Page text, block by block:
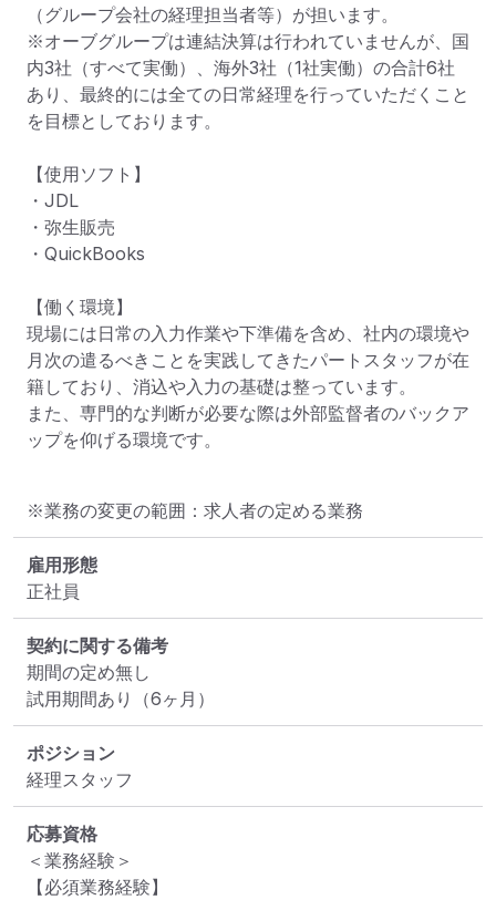
（グループ会社の経理担当者等）が担います。
※オーブグループは連結決算は行われていませんが、国
内3社（すべて実働）、海外3社（1社実働）の合計6社
あり、最終的には全ての日常経理を行っていただくこと
を目標としております。
【使用ソフト】
・JDL
・弥生販売
・QuickBooks
【働く環境】
現場には日常の入力作業や下準備を含め、社内の環境や
月次の遣るべきことを実践してきたパートスタッフが在
籍しており、消込や入力の基礎は整っています。
また、専門的な判断が必要な際は外部監督者のバックア
ップを仰げる環境です。
※業務の変更の範囲：求人者の定める業務
雇用形態
正社員
契約に関する備考
期間の定め無し
試用期間あり（6ヶ月）
ポジション
経理スタッフ
応募資格
＜業務経験＞
【必須業務経験】